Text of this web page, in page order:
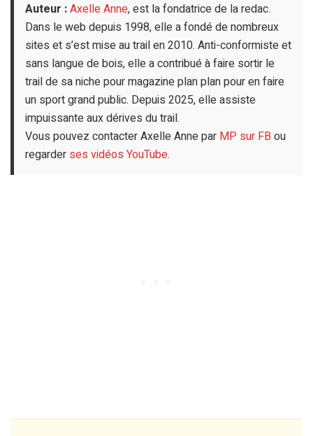
Auteur :Axelle Anne, est la fondatrice de la redac.
Dans le web depuis 1998, elle a fondé de nombreux
sites et s’est mise au trail en 2010. Anti-conformiste et
sans langue de bois, elle a contribué à faire sortir le
trail de sa niche pour magazine plan plan pour en faire
un sport grand public. Depuis 2025, elle assiste
impuissante aux dérives du trail.
Vous pouvez contacter Axelle Anne par MP sur FB ou
regarder ses vidéos YouTube.